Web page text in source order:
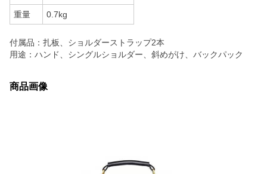
重量 0.7kg
付属品：扎板、ショルダーストラップ2本
用途：ハンド、シングルショルダー、斜めがけ、バックパック
商品画像